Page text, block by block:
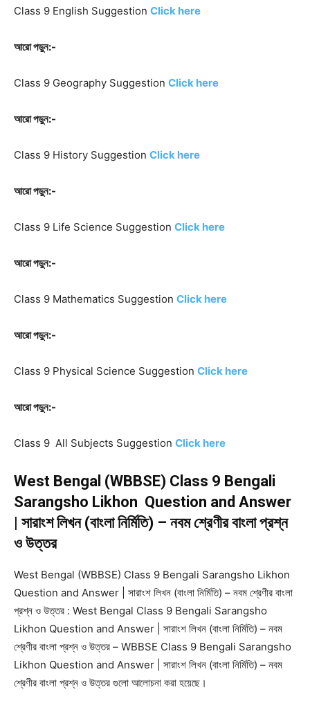
Class 9 English Suggestion Click here
আরো পড়ুন:-
Class 9 Geography Suggestion Click here
আরো পড়ুন:-
Class 9 History Suggestion Click here
আরো পড়ুন:-
Class 9 Life Science Suggestion Click here
আরো পড়ুন:-
Class 9 Mathematics Suggestion Click here
আরো পড়ুন:-
Class 9 Physical Science Suggestion Click here
আরো পড়ুন:-
Class 9 All Subjects Suggestion Click here
West Bengal (WBBSE) Class 9 Bengali
Sarangsho Likhon Question and Answer
| সারাংশ লিখন (বাংলা নির্মিতি) – নবম শ্রেণীর বাংলা প্রশ্ন
ও উত্তর
West Bengal (WBBSE) Class 9 Bengali Sarangsho Likhon
Question and Answer | সারাংশ লিখন (বাংলা নির্মিতি) – নবম শ্রেণীর বাংলা
প্রশ্ন ও উত্তর : West Bengal Class 9 Bengali Sarangsho
Likhon Question and Answer | সারাংশ লিখন (বাংলা নির্মিতি) – নবম
শ্রেণীর বাংলা প্রশ্ন ও উত্তর – WBBSE Class 9 Bengali Sarangsho
Likhon Question and Answer | সারাংশ লিখন (বাংলা নির্মিতি) – নবম
শ্রেণীর বাংলা প্রশ্ন ও উত্তর গুলো আলোচনা করা হয়েছে।